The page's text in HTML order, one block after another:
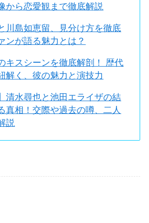
から恋愛観まで徹底解説
川島如恵留、見分け方を徹底
ンが語る魅力とは？
キスシーンを徹底解剖！ 歴代
解く、彼の魅力と演技力
清水尋也と池田エライザの結
真相！交際や過去の噂、二人
説